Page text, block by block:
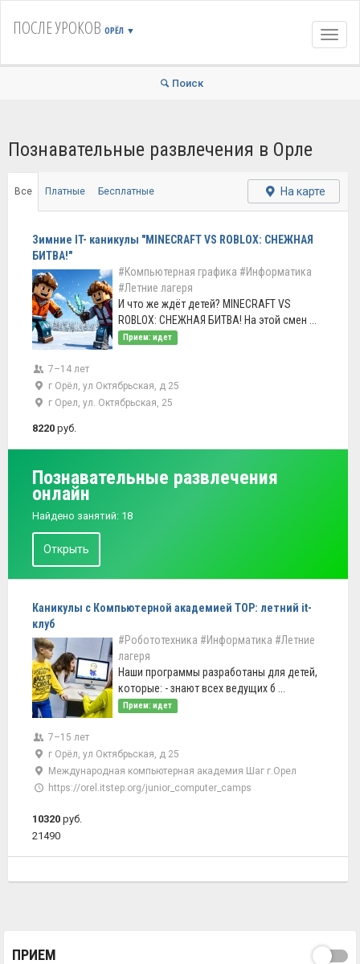
ПОСЛЕ УРОКОВ ОРЁЛ ▼
Поиск
Познавательные развлечения в Орле
Все Платные Бесплатные На карте
Зимние IT- каникулы "MINECRAFT VS ROBLOX: СНЕЖНАЯ
БИТВА!"
#Компьютерная графика #Информатика
#Летние лагеря
И что же ждёт детей? MINECRAFT VS
ROBLOX: СНЕЖНАЯ БИТВА! На этой смен ...
Прием: идет
7–14 лет
г Орёл, ул Октябрьская, д 25
г Орел, ул. Октябрьская, 25
8220 руб.
Познавательные развлечения
онлайн
Найдено занятий: 18
Открыть
Каникулы с Компьютерной академией ТОР: летний it-
клуб
#Робототехника #Информатика #Летние
лагеря
Наши программы разработаны для детей,
которые: - знают всех ведущих б ...
Прием: идет
7–15 лет
г Орёл, ул Октябрьская, д 25
Международная компьютерная академия Шаг г.Орел
https://orel.itstep.org/junior_computer_camps
10320 руб.
21490
ПРИЕМ